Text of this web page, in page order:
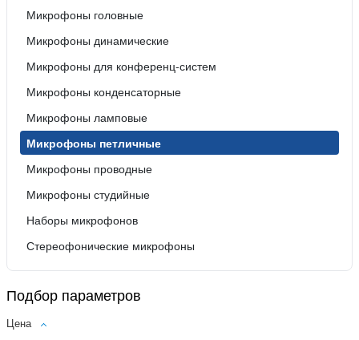
Микрофоны головные
Микрофоны динамические
Микрофоны для конференц-систем
Микрофоны конденсаторные
Микрофоны ламповые
Микрофоны петличные
Микрофоны проводные
Микрофоны студийные
Наборы микрофонов
Стереофонические микрофоны
Подбор параметров
Цена